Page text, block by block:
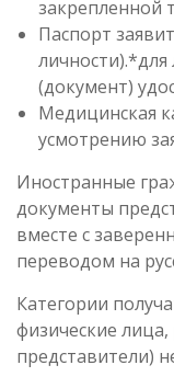
закрепленной
Паспорт
личности).*для
(документ)
Медицинская
усмотрению
Иностранные
документы
вместе с
переводом на
Категории
физические
представители)